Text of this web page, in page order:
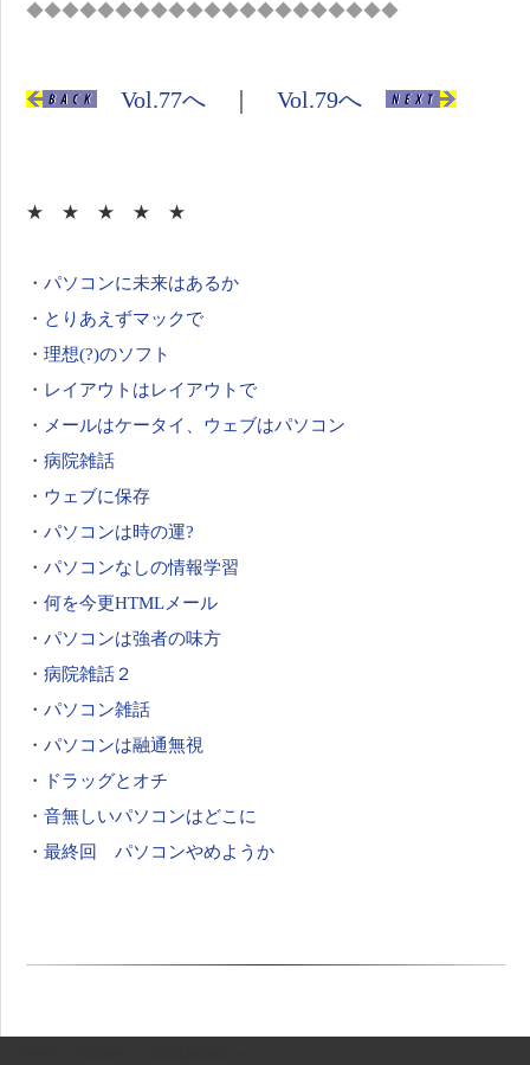
◆◆◆◆◆◆◆◆◆◆◆◆◆◆◆◆◆◆◆◆◆
Vol.77へ｜ Vol.79へ
★ ★ ★ ★ ★
・ パソコンに未来はあるか
・ とりあえずマックで
・ 理想(?)のソフト
・ レイアウトはレイアウトで
・
メールはケータイ、ウェブはパソコン
・ 病院雑話
・ ウェブに保存
・ パソコンは時の運?
・ パソコンなしの情報学習
・ 何を今更HTMLメール
・ パソコンは強者の味方
・ 病院雑話２
・ パソコン雑話
・ パソコンは融通無視
・
ドラッグとオチ
・ 音無しいパソコンはどこに
・ 最終回 パソコンやめようか